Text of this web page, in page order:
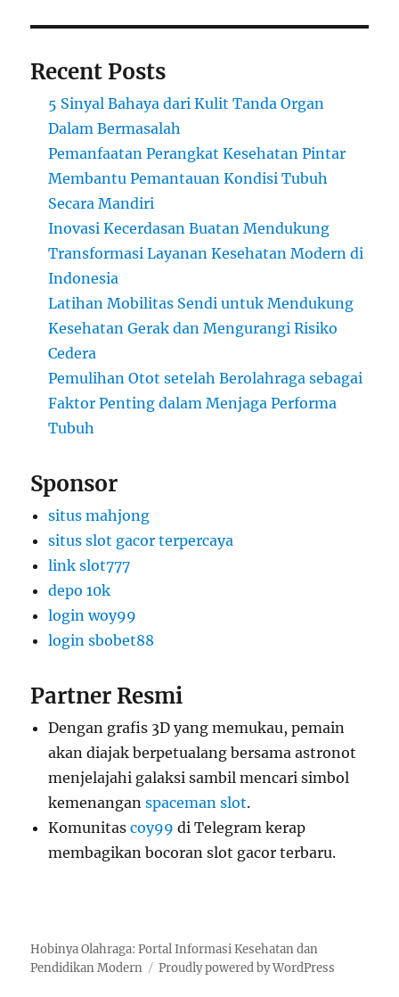
Recent Posts
5 Sinyal Bahaya dari Kulit Tanda Organ
Dalam Bermasalah
Pemanfaatan Perangkat Kesehatan Pintar
Membantu Pemantauan Kondisi Tubuh
Secara Mandiri
Inovasi Kecerdasan Buatan Mendukung
Transformasi Layanan Kesehatan Modern di
Indonesia
Latihan Mobilitas Sendi untuk Mendukung
Kesehatan Gerak dan Mengurangi Risiko
Cedera
Pemulihan Otot setelah Berolahraga sebagai
Faktor Penting dalam Menjaga Performa
Tubuh
Sponsor
situs mahjong
situs slot gacor terpercaya
link slot777
depo 10k
login woy99
login sbobet88
Partner Resmi
Dengan grafis 3D yang memukau, pemain
akan diajak berpetualang bersama astronot
menjelajahi galaksi sambil mencari simbol
kemenanganspaceman slot.
Komunitascoy99 di Telegram kerap
membagikan bocoran slot gacor terbaru.
Hobinya Olahraga: Portal Informasi Kesehatan dan
Pendidikan Modern
Proudly powered by WordPress